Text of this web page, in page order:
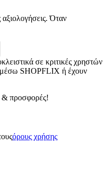
περιεχόμενο, την καλύτερη
προϊόντων. Επίσης,
με την από μέρους σας χρήση
κοινωνικής δικτύωσης,
Όταν
σε κριτικές χρηστών
μέσω SHOPFLIX ή έχουν
& προσφορές!
όρους χρήσης